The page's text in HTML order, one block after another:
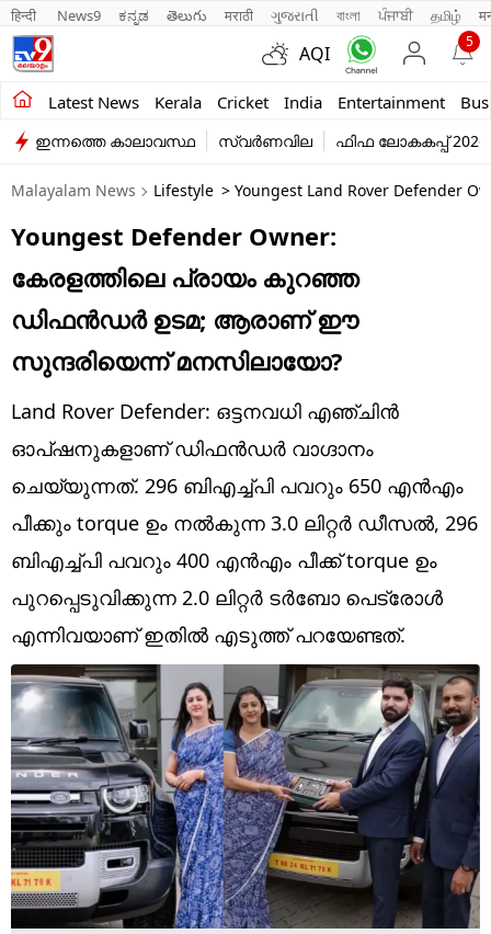
हिन्दी News9 ಕನ್ನಡ తెలుగు मराठी ગુજરાતી বাংলা ਪੰਜਾਬੀ தமிழ்
AQI
5
Latest News Kerala Cricket India Entertainment
Kerala
India
Entertainment
Business
Education
Lifestyle
world
Technology
Religion
Web Story
Photo
Short Videos
ഇന്നത്തെ കാലാവസ്ഥ സ്വർണവില ഫിഫ ലോകകപ്പ് 2026
Malayalam News Lifestyle > Youngest Land Rover Defender
Youngest Defender Owner:
കേരളത്തിലെ പ്രായം കുറഞ്ഞ
ഡിഫന്‍ഡര്‍ ഉടമ; ആരാണ് ഈ
സുന്ദരിയെന്ന് മനസിലായോ?
Land Rover Defender: ഒട്ടനവധി എഞ്ചിന്‍
ഓപ്ഷനുകളാണ് ഡിഫന്‍ഡര്‍ വാഗ്ദാനം
ചെയ്യുന്നത്. 296 ബിഎച്ച്പി പവറും 650 എന്‍എം
പീക്കും torque ഉം നല്‍കുന്ന 3.0 ലിറ്റര്‍ ഡീസല്‍, 296
ബിഎച്ച്പി പവറും 400 എന്‍എം പീക്ക് torque ഉം
പുറപ്പെടുവിക്കുന്ന 2.0 ലിറ്റര്‍ ടര്‍ബോ പെട്രോള്‍
എന്നിവയാണ് ഇതില്‍ എടുത്ത് പറയേണ്ടത്.